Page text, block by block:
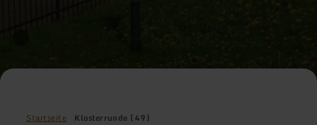
Startseite Klosterrunde [49]